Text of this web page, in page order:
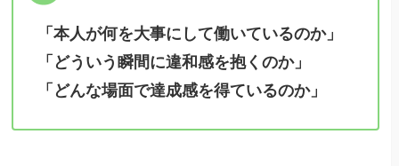
「本人が何を大事にして働いているのか」
「どういう瞬間に違和感を抱くのか」
「どんな場面で達成感を得ているのか」